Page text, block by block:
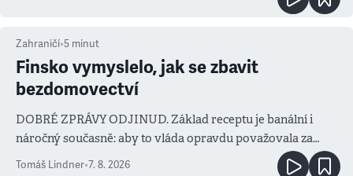
Zahraničí•5 minut
Finsko vymyslelo, jak se zbavit
bezdomovectví
DOBRÉ ZPRÁVY ODJINUD. Základ receptu je banální i
náročný současně: aby to vláda opravdu považovala za
prioritu
Tomáš Lindner•7. 8. 2026